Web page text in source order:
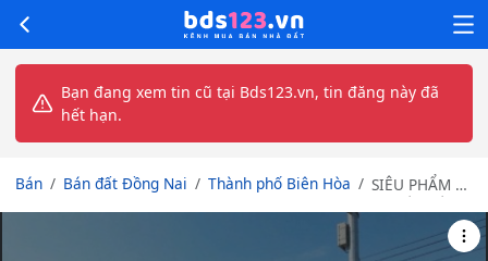
Bạn đang xem tin cũ tại Bds123.vn, tin đăng này đã
hết hạn.
Bán Bán đất Đồng Nai Thành phố Biên Hòa
SIÊU PHẨM 2
16x22M – CHỈ
2 TỶ 470 –